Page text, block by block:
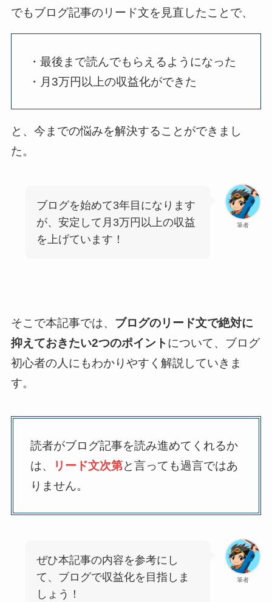
でもブログ記事のリード文を見直したことで、
・最後まで読んでもらえるようになった
・月3万円以上の収益化ができた
と、今までの悩みを解決することができまし
た。
筆者
ブログを始めて3年目になります
が、安定して月3万円以上の収益
を上げています！
そこで本記事では、 ブログのリード文で絶対に
抑えておきたい2つのポイントについて、ブログ
初心者の人にもわかりやすく解説していきま
す。
読者がブログ記事を読み進めてくれるか
は、
リード文次第と言っても過言ではあ
りません。
筆者
ぜひ本記事の内容を参考にし
て、ブログで収益化を目指しま
しょう！